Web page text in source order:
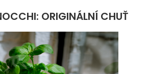
ORIGINÁLNÍ CHUŤ